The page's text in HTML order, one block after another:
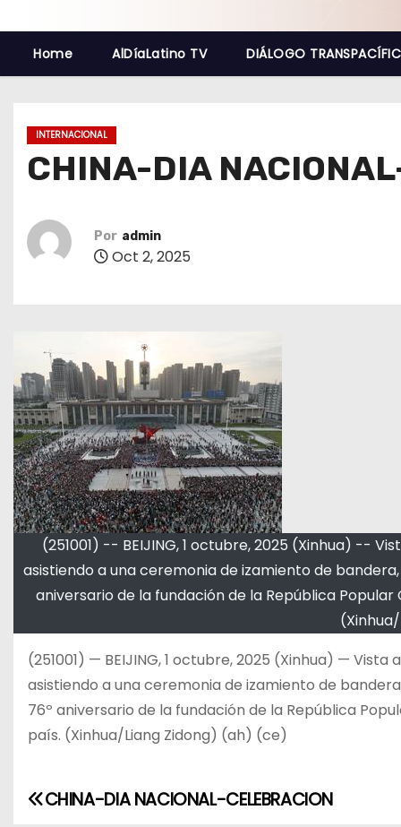
Home AlDíaLatino TV DIÁLOGO
INTERNACIONAL
CHINA-DIA
Por admin
Oct 2, 2025
(251001) -- BEIJING, 1 octubre, 2025 (Xinhua) --
asistiendo a una ceremonia de izamiento de
aniversario de la fundación de la República
(251001) — BEIJING, 1 octubre, 2025 (Xinhua) —
asistiendo a una ceremonia de izamiento de
76º aniversario de la fundación de la República
país. (Xinhua/Liang Zidong) (ah) (ce)
NCHINA-DIA NACIONAL-CELEBRACION